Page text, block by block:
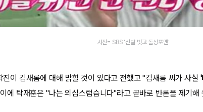
사진= SBS '신발 벗고 돌싱포맨'
진이 김새롬에 대해 밝힐 것이 있다고 전했고 "김새롬 씨가 사실 '
에 탁재훈은 "나는 의심스럽습니다"라고 곧바로 반론을 제기해